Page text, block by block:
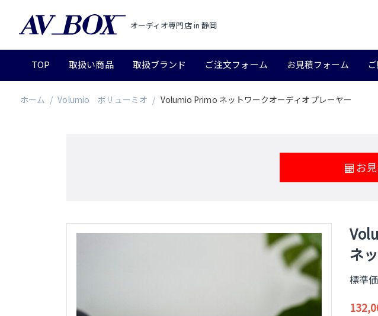
オーディオ専門店 in 静岡
TOP 取扱い商品 取扱ブランド ご注文フォーム お見積フォーム
ホーム / Volumio ボリューミオ / Volumio Primo ネットワークオーディオプレーヤー
お
ネ
標準